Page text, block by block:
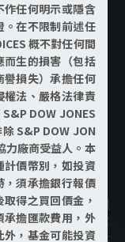
，
置
一市場或資產劇烈
金透過股、債與收
同一種風險，降低
任何明示或隱含
。在不限制前述任
概不對任何間
生的損害（包括
損失）承擔任何
法、嚴格法律責
DOW JONES
S&P DOW JON
力廠商受益人。本
價幣別，如投資
須承擔銀行報價
得之買回價金，
擔匯款費用，外
，基金可能投資